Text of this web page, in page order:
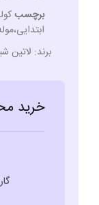
برچسب
برند: لاتین
خرید